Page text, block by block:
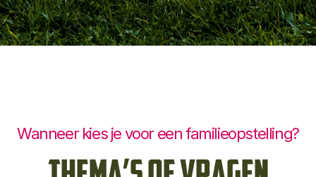
Wanneer kies je voor een familieopstelling?